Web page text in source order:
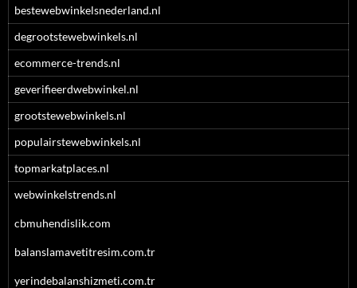
bestewebwinkelsnederland.nl
degrootstewebwinkels.nl
ecommerce-trends.nl
geverifieerdwebwinkel.nl
grootstewebwinkels.nl
populairstewebwinkels.nl
topmarkatplaces.nl
webwinkelstrends.nl
cbmuhendislik.com
balanslamavetitresim.com.tr
yerindebalanshizmeti.com.tr